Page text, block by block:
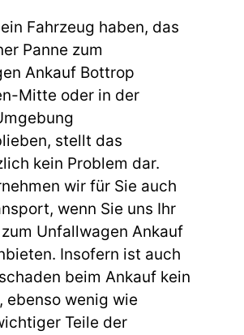
Fahrzeug haben, das
Panne zum
Ankauf Bottrop
Mitte oder in der
stellt das
kein Problem dar.
wir für Sie auch
wenn Sie uns Ihr
Unfallwagen Ankauf
Insofern ist auch
beim Ankauf kein
ebenso wenig wie
Teile der